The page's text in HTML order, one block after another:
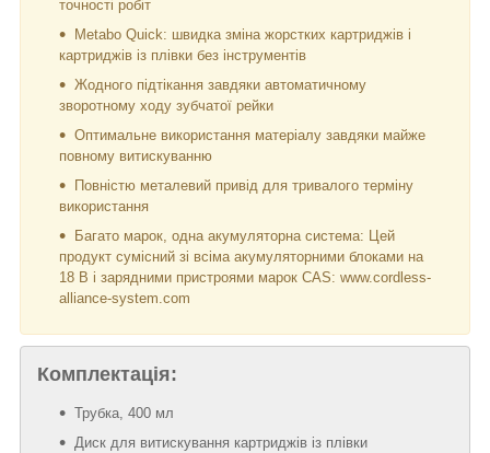
точності робіт
Metabo Quick: швидка зміна жорстких картриджів і
картриджів із плівки без інструментів
Жодного підтікання завдяки автоматичному
зворотному ходу зубчатої рейки
Оптимальне використання матеріалу завдяки майже
повному витискуванню
Повністю металевий привід для тривалого терміну
використання
Багато марок, одна акумуляторна система: Цей
продукт сумісний зі всіма акумуляторними блоками на
18 В і зарядними пристроями марок CAS: www.cordless-
alliance-system.com
Комплектація:
Трубка, 400 мл
Диск для витискування картриджів із плівки